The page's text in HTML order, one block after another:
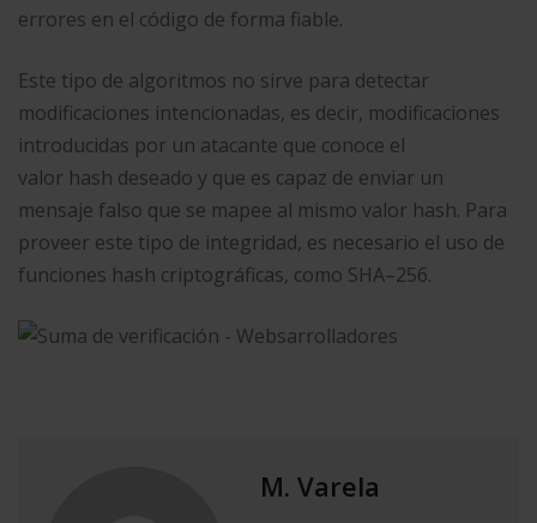
errores en el código de forma fiable.
Este tipo de algoritmos no sirve para detectar
modificaciones intencionadas, es decir, modificaciones
introducidas por un atacante que conoce el
valor hash deseado y que es capaz de enviar un
mensaje falso que se mapee al mismo valor hash. Para
proveer este tipo de integridad, es necesario el uso de
funciones hash criptográficas, como SHA–256.
M. Varela